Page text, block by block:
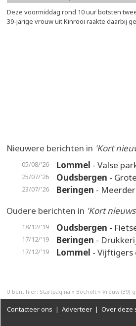
Deze voormiddag rond 10 uur botsten
39-jarige vrouw uit Kinrooi raakte daarbij
Nieuwere berichten in 'Kort
05/08/'26 Lommel - Valse
25/07/'26 Oudsbergen -
23/07/'26 Beringen -
Oudere berichten in 'Kort
18/12/'19 Oudsbergen -
17/12/'19 Beringen -
17/12/'19 Lommel - Vijftigers
U bent hier: Startpagina » Bocholt » Vrouw (39)
Contacteer ons | Adverteer | Over deze